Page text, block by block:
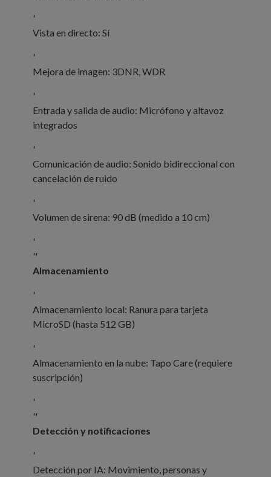
'
Vista en directo: Sí
'
Mejora de imagen: 3DNR, WDR
'
Entrada y salida de audio: Micrófono y altavoz
integrados
'
Comunicación de audio: Sonido bidireccional con
cancelación de ruido
'
Volumen de sirena: 90 dB (medido a 10 cm)
'
''
Almacenamiento
'
Almacenamiento local: Ranura para tarjeta
MicroSD (hasta 512 GB)
'
Almacenamiento en la nube: Tapo Care (requiere
suscripción)
'
''
Detección y notificaciones
'
Detección por IA: Movimiento, personas y